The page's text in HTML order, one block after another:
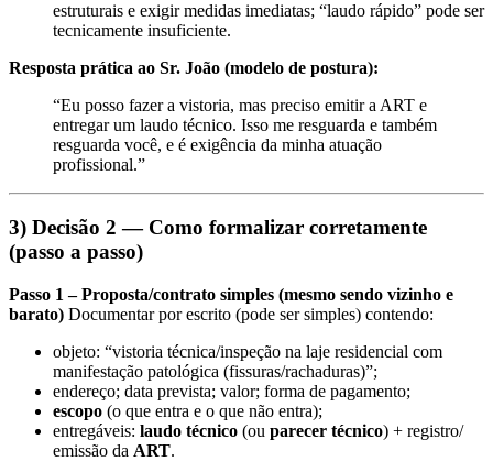
estruturais e exigir medidas imediatas; “laudo rápido” pode ser
tecnicamente insuficiente.
Resposta prática ao Sr. João (modelo de postura):
“Eu posso fazer a vistoria, mas preciso emitir a ART e
entregar um laudo técnico. Isso me resguarda e também
resguarda você, e é exigência da minha atuação
profissional.”
3) Decisão 2 — Como formalizar corretamente
(passo a passo)
Passo 1 – Proposta/contrato simples (mesmo sendo vizinho e
barato) Documentar por escrito (pode ser simples) contendo:
objeto: “vistoria técnica/inspeção na laje residencial com
manifestação patológica (fissuras/rachaduras)”;
endereço; data prevista; valor; forma de pagamento;
escopo (o que entra e o que não entra);
entregáveis: laudo técnico (ou parecer técnico) + registro/
emissão da ART.